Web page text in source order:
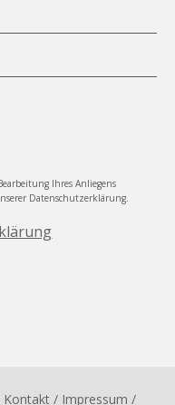
Ihres Anliegens
Datenschutzerklärung.
Kontakt / Impressum /